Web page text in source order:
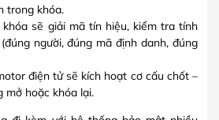
trong khóa.
sẽ giải mã tín hiệu, kiểm tra tính
người, đúng mã định danh, đúng
điện tử sẽ kích hoạt cơ cấu chốt –
mở hoặc khóa lại.